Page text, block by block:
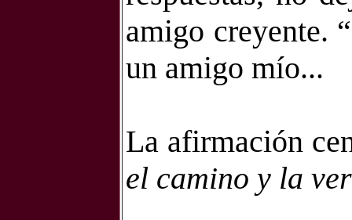
amigo creyente.
un amigo mío...
La afirmación
el camino y la